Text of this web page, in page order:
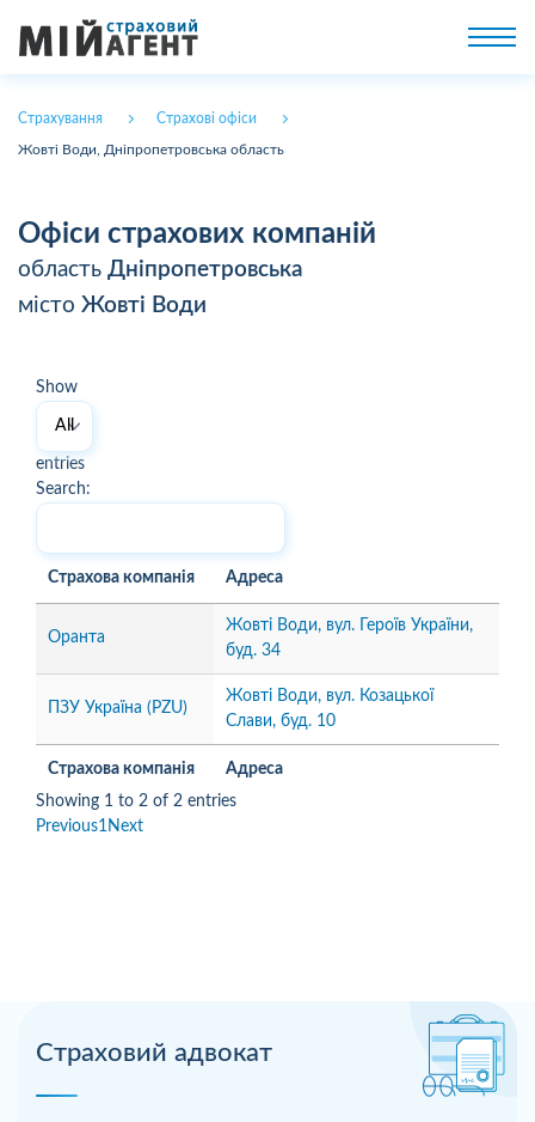
Страхування Страхові офіси
Жовті Води, Дніпропетровська область
Страховий адвокат
Офіси страхових компаній
область Дніпропетровська
місто Жовті Води
Show
entries
Search:
Страхова компанія Адреса
Страхова компанія Адреса
Оранта
Жовті Води, вул. Героїв України,
буд. 34
ПЗУ Україна (PZU)
Жовті Води, вул. Козацької
Слави, буд. 10
Showing 1 to 2 of 2 entries
Previous1Next